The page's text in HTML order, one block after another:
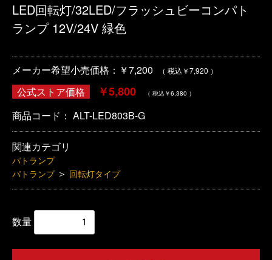
LED回転灯/32LED/フラッシュビーコンパト
ランプ 12V/24V 緑色
メーカー希望小売価格：￥7,200 （ 税込￥7,920 ）
公式ストア価格 ￥5,800 （ 税込￥6,380 ）
商品コード： ALT-LED803B-G
関連カテゴリ
パトランプ
パトランプ ＞ 回転灯タイプ
数量